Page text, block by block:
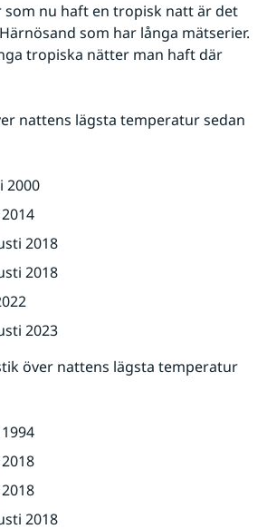
som nu haft en tropisk natt är det
som har långa mätserier.
tropiska nätter man haft där
nattens lägsta temperatur sedan
2000
2018
2018
2023
över nattens lägsta temperatur
2018